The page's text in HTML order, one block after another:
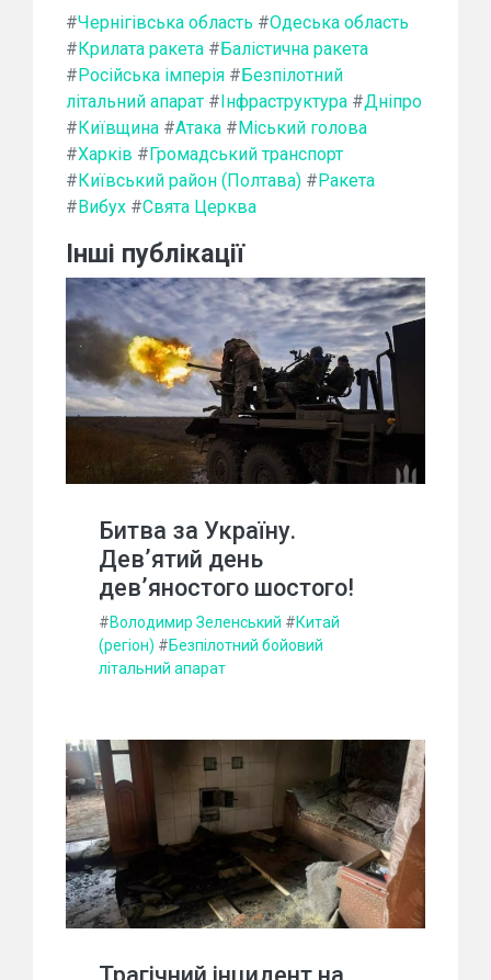
#Чернігівська область #Одеська область
#Крилата ракета #Балістична ракета
#Російська імперія #Безпілотний
літальний апарат #Інфраструктура #Дніпро
#Київщина #Атака #Міський голова
#Харків #Громадський транспорт
#Київський район (Полтава) #Ракета
#Вибух #Свята Церква
Інші публікації
Битва за Україну.
Дев’ятий день
дев’яностого шостого!
#Володимир Зеленський #Китай
(регіон) #Безпілотний бойовий
літальний апарат